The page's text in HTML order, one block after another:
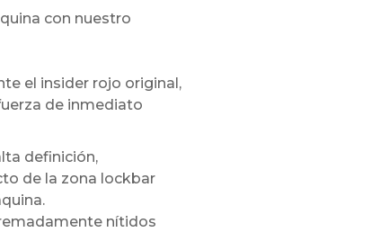
con nuestro
el insider rojo original,
de inmediato
definición,
de la zona lockbar
nítidos